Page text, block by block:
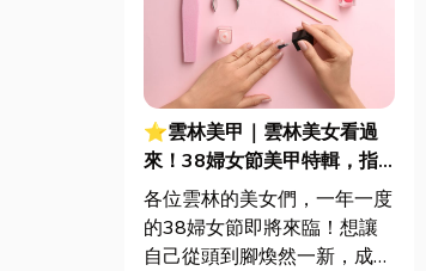
⭐雲林美甲｜雲林美女看過
來！38婦女節美甲特輯，指
尖綻放女王光彩！
各位雲林的美女們，一年一度
的38婦女節即將來臨！想讓
自己從頭到腳煥然一新，成為